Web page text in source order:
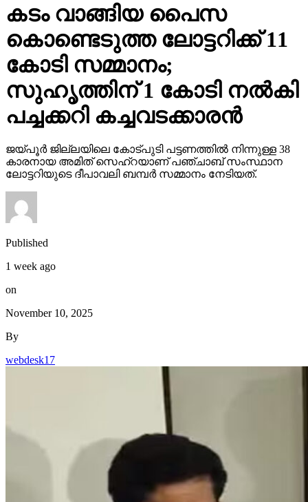
കടം വാങ്ങിയ പൈസ
കൊണ്ടെടുത്ത ലോട്ടറിക്ക് 11
കോടി സമ്മാനം;
സുഹൃത്തിന് 1 കോടി നല്‍കി
പച്ചക്കറി കച്ചവടക്കാരന്‍
ജയ്പൂര്‍ ജില്ലയിലെ കോട്പുടി പട്ടണത്തില്‍ നിന്നുള്ള 38
കാരനായ അമിത് സെഹ്‌റയാണ് പഞ്ചാബ് സംസ്ഥാന
ലോട്ടറിയുടെ ദീപാവലി ബമ്പര്‍ സമ്മാനം നേടിയത്.
Published
1 week ago
on
November 10, 2025
By
webdesk17